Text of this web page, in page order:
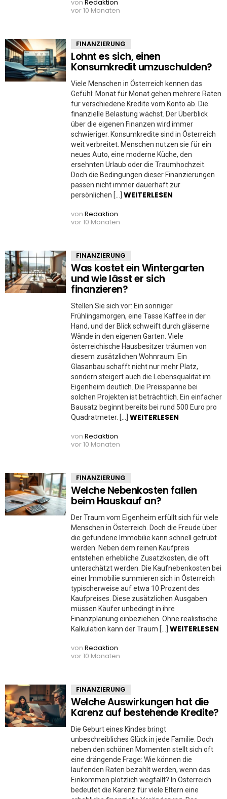
von Redaktion
vor 10 Monaten
FINANZIERUNG
Lohnt es sich, einen
Konsumkredit umzuschulden?
Viele Menschen in Österreich kennen das
Gefühl: Monat für Monat gehen mehrere Raten
für verschiedene Kredite vom Konto ab. Die
finanzielle Belastung wächst. Der Überblick
über die eigenen Finanzen wird immer
schwieriger. Konsumkredite sind in Österreich
weit verbreitet. Menschen nutzen sie für ein
neues Auto, eine moderne Küche, den
ersehnten Urlaub oder die Traumhochzeit.
Doch die Bedingungen dieser Finanzierungen
passen nicht immer dauerhaft zur
persönlichen […] WEITERLESEN
von Redaktion
vor 10 Monaten
FINANZIERUNG
Was kostet ein Wintergarten
und wie lässt er sich
finanzieren?
Stellen Sie sich vor: Ein sonniger
Frühlingsmorgen, eine Tasse Kaffee in der
Hand, und der Blick schweift durch gläserne
Wände in den eigenen Garten. Viele
österreichische Hausbesitzer träumen von
diesem zusätzlichen Wohnraum. Ein
Glasanbau schafft nicht nur mehr Platz,
sondern steigert auch die Lebensqualität im
Eigenheim deutlich. Die Preisspanne bei
solchen Projekten ist beträchtlich. Ein einfacher
Bausatz beginnt bereits bei rund 500 Euro pro
Quadratmeter. […] WEITERLESEN
von Redaktion
vor 10 Monaten
FINANZIERUNG
Welche Nebenkosten fallen
beim Hauskauf an?
Der Traum vom Eigenheim erfüllt sich für viele
Menschen in Österreich. Doch die Freude über
die gefundene Immobilie kann schnell getrübt
werden. Neben dem reinen Kaufpreis
entstehen erhebliche Zusatzkosten, die oft
unterschätzt werden. Die Kaufnebenkosten bei
einer Immobilie summieren sich in Österreich
typischerweise auf etwa 10 Prozent des
Kaufpreises. Diese zusätzlichen Ausgaben
müssen Käufer unbedingt in ihre
Finanzplanung einbeziehen. Ohne realistische
Kalkulation kann der Traum […] WEITERLESEN
von Redaktion
vor 10 Monaten
FINANZIERUNG
Welche Auswirkungen hat die
Karenz auf bestehende Kredite?
Die Geburt eines Kindes bringt
unbeschreibliches Glück in jede Familie. Doch
neben den schönen Momenten stellt sich oft
eine drängende Frage: Wie können die
laufenden Raten bezahlt werden, wenn das
Einkommen plötzlich wegfällt? In Österreich
bedeutet die Karenz für viele Eltern eine